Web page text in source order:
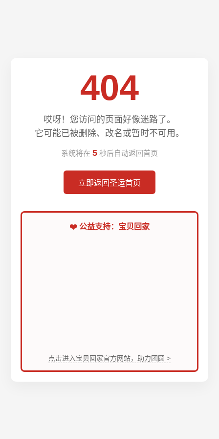
404
哎呀！您访问的页面好像迷路了。
它可能已被删除、改名或暂时不可用。
系统将在 5 秒后自动返回首页
立即返回圣运首页
❤️ 公益支持：宝贝回家
点击进入宝贝回家官方网站，助力团圆 >